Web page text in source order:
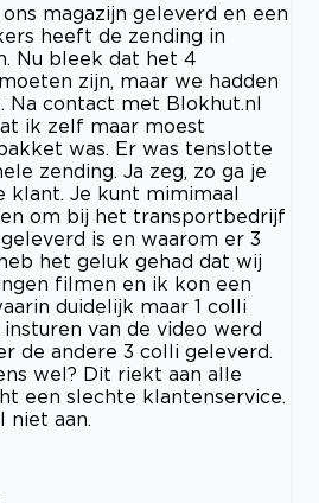
magazijn geleverd en een
heeft de zending in
Nu bleek dat het 4
zijn, maar we hadden
Na contact met Blokhut.nl
ik zelf maar moest
was. Er was tenslotte
zending. Ja zeg, zo ga je
klant. Je kunt mimimaal
om bij het transportbedrijf
is en waarom er 3
het geluk gehad dat wij
filmen en ik kon een
duidelijk maar 1 colli
van de video werd
de andere 3 colli geleverd.
wel? Dit riekt aan alle
een slechte klantenservice.
aan.